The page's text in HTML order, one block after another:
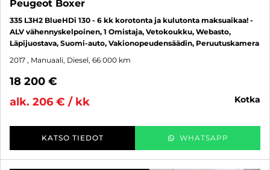
Peugeot Boxer
335 L3H2 BlueHDi 130 - 6 kk korotonta ja kulutonta maksuaikaa! -
ALV vähennyskelpoinen, 1 Omistaja, Vetokoukku, Webasto,
Läpijuostava, Suomi-auto, Vakionopeudensäädin, Peruutuskamera
2017 , Manuaali, Diesel, 66 000 km
18 200 €
alk. 206 € / kk
kotka
KATSO TIEDOT WHATSAPP